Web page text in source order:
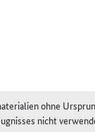
ohne
nicht